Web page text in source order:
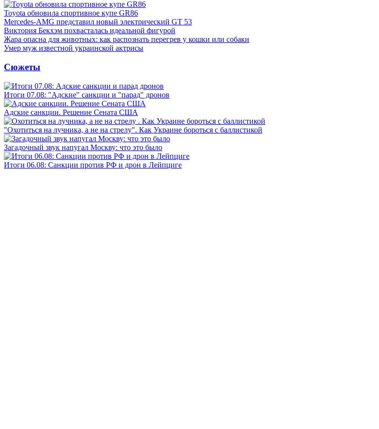
Toyota обновила спортивное купе GR86
Mercedes-AMG представил новый электрический GT 53
Виктория Бекхэм похвасталась идеальной фигурой
Жара опасна для животных: как распознать перегрев у кошки или собаки
Умер муж известной украинской актрисы
Сюжеты
Итоги 07.08: "Адские" санкции и "парад" дронов
Адские санкции. Решение Сената США
"Охотиться на лучника, а не на стрелу". Как Украине бороться с баллистикой
Загадочный звук напугал Москву: что это было
Итоги 06.08: Санкции против РФ и дрон в Лейпциге